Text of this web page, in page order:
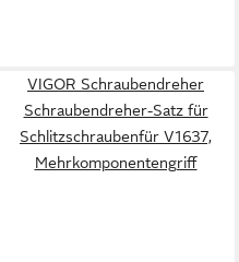
VIGOR Schraubendreher
Schraubendreher-Satz für
Schlitzschraubenfür V1637,
Mehrkomponentengriff